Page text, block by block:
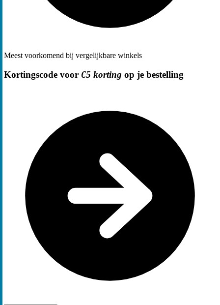
Meest voorkomend bij vergelijkbare winkels
Kortingscode voor €5 korting op je bestelling